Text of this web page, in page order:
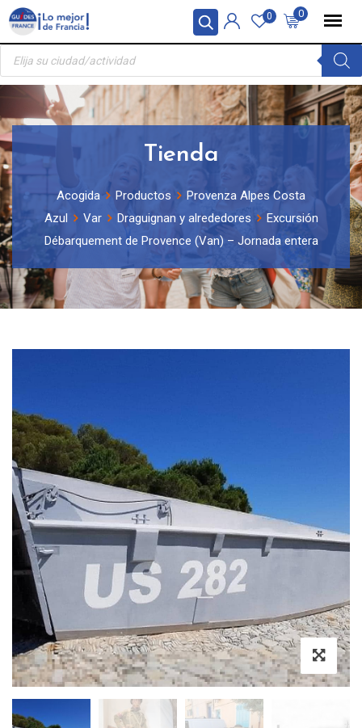
Panel de gestión de cookies
Skip
content
0
0
Búsqueda
productos
Tienda
Acogida Productos
Provenza Alpes Costa
Azul
Var Draguignan y alrededores
Excursión
Débarquement de Provence (Van) – Jornada entera